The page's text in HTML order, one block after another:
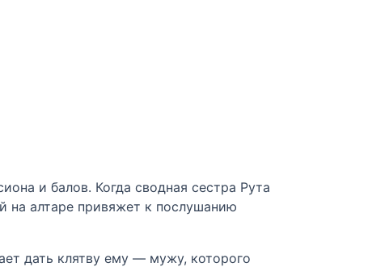
и балов. Когда сводная сестра Рута
на алтаре привяжет к послушанию
дать клятву ему — мужу, которого